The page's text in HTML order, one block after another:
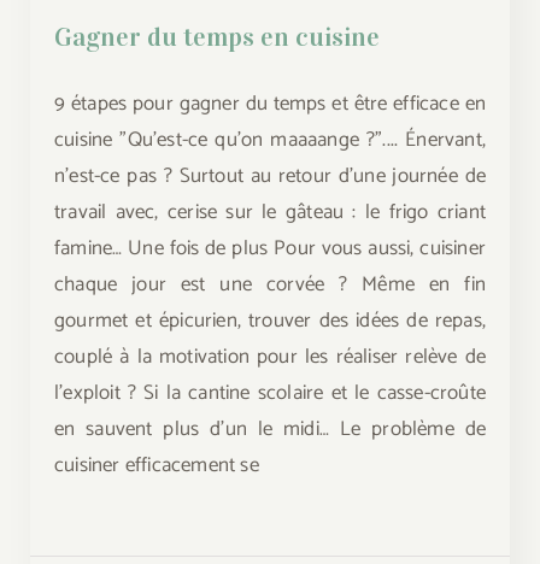
Gagner du temps en cuisine
9 étapes pour gagner du temps et être efficace en
cuisine "Qu'est-ce qu'on maaaange ?".... Énervant,
n'est-ce pas ? Surtout au retour d'une journée de
travail avec, cerise sur le gâteau : le frigo criant
famine… Une fois de plus Pour vous aussi, cuisiner
chaque jour est une corvée ? Même en fin
gourmet et épicurien, trouver des idées de repas,
couplé à la motivation pour les réaliser relève de
l'exploit ? Si la cantine scolaire et le casse-croûte
en sauvent plus d'un le midi… Le problème de
cuisiner efficacement se